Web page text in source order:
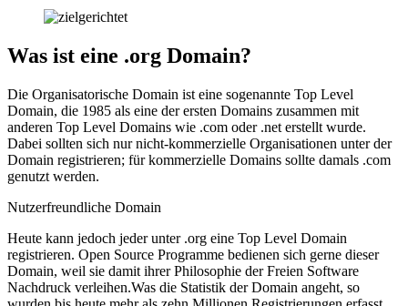
Was ist eine .org Domain?
Die Organisatorische Domain ist eine sogenannte Top Level
Domain, die 1985 als eine der ersten Domains zusammen mit
anderen Top Level Domains wie .com oder .net erstellt wurde.
Dabei sollten sich nur nicht-kommerzielle Organisationen unter der
Domain registrieren; für kommerzielle Domains sollte damals .com
genutzt werden.
Nutzerfreundliche Domain
Heute kann jedoch jeder unter .org eine Top Level Domain
registrieren. Open Source Programme bedienen sich gerne dieser
Domain, weil sie damit ihrer Philosophie der Freien Software
Nachdruck verleihen.Was die Statistik der Domain angeht, so